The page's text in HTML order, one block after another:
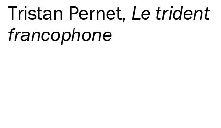
Tristan Pernet, Le trident
francophone